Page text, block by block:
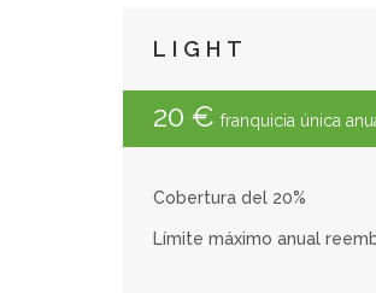
LIGHT
20 € franquicia única
Cobertura del 20%
Límite máximo anual